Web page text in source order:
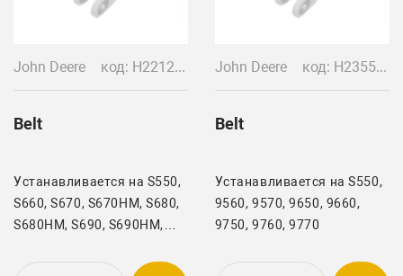
John Deere код: H221273
Belt
Устанавливается на S550,
S660, S670, S670HM, S680,
S680HM, S690, S690HM,
9870(Rotary Screen)
John Deere код: H235564
Belt
Устанавливается на S550,
9560, 9570, 9650, 9660,
9750, 9760, 9770